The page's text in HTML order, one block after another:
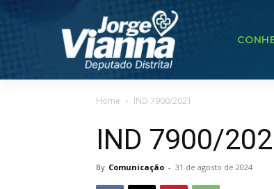
Home IND 7900/2021
IND 7900/
By Comunicação - 31 de agosto de 2024